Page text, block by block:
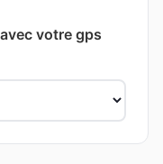
votre gps